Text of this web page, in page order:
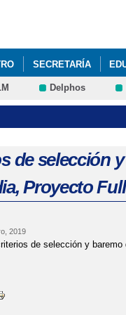
SECRETARÍA
Y PADRES 2025-26:
ESCOLAR 2022:
Delphos
de selección
Proyecto
2019
de selección y